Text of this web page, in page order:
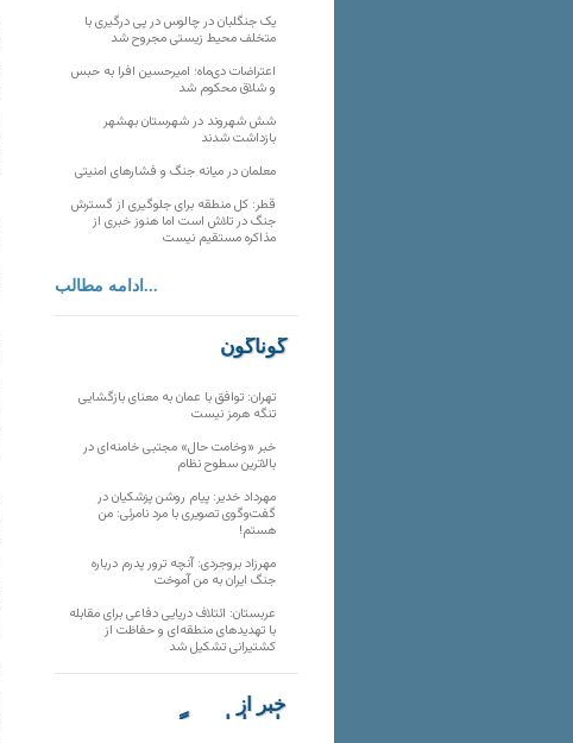
یک جنگلبان در چالوس در پی درگیری با
متخلف محیط زیستی مجروح شد
اعتراضات دی‌ماه؛ امیرحسین افرا به حبس
و شلاق محکوم شد
شش شهروند در شهرستان بهشهر
بازداشت شدند
معلمان در میانه جنگ و فشارهای امنیتی
قطر: کل منطقه برای جلوگیری از گسترش
جنگ در تلاش است اما هنوز خبری از
مذاکره مستقیم نیست
ادامه مطالب...
گوناگون
تهران: توافق با عمان به معنای بازگشایی
تنگه هرمز نیست
خبر «وخامت حال» مجتبی خامنه‌ای در
بالاترین سطوح نظام
مهرداد خدیر: پیام روشن پزشکیان در
گفت‌و‌گوی تصویری با مرد نامرئی: من
هستم!
مهرزاد بروجردی: آنچه ترور پدرم درباره
جنگ ایران به من آموخت
عربستان: ائتلاف دریایی دفاعی برای مقابله
با تهدیدهای منطقه‌ای و حفاظت از
کشتیرانی تشکیل شد
خبر از
تارنماهای دیگر